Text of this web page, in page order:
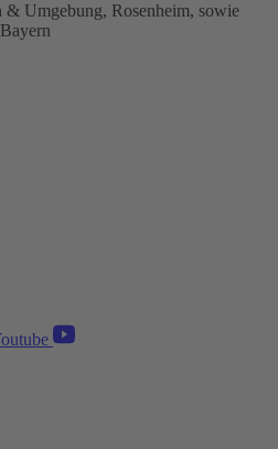
Umgebung, Rosenheim, sowie